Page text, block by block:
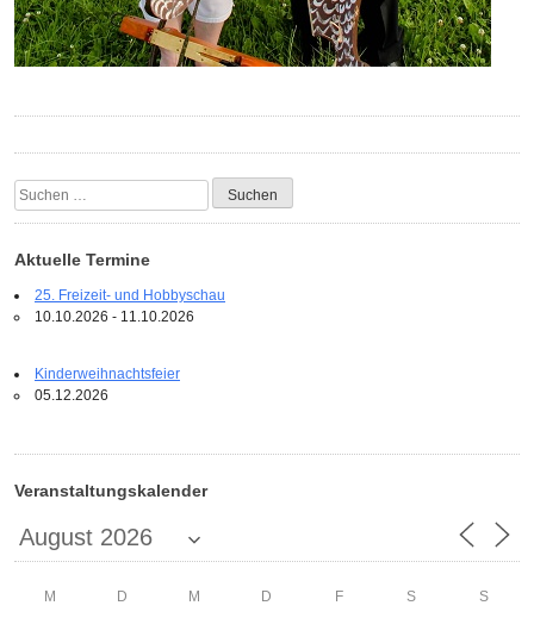
Suchen
nach:
Aktuelle Termine
25. Freizeit- und Hobbyschau
10.10.2026 - 11.10.2026
Kinderweihnachtsfeier
05.12.2026
Veranstaltungskalender
M D M D F S S